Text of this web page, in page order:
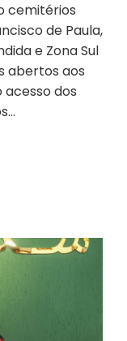
cemitérios
de Paula,
e Zona Sul
abertos aos
dos